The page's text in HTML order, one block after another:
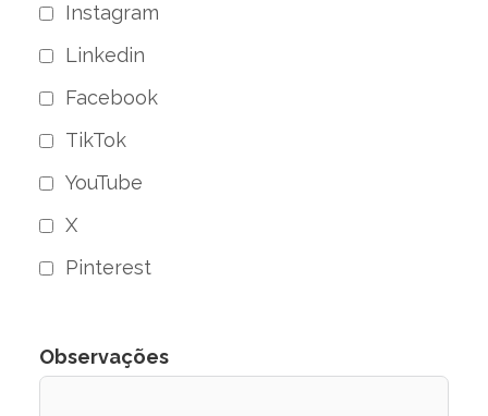
Instagram
Linkedin
Facebook
TikTok
YouTube
X
Pinterest
Observações